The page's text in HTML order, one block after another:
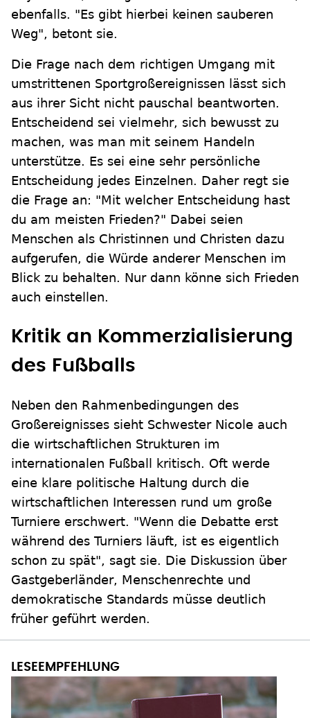
ebenfalls. "Es gibt hierbei keinen sauberen
Weg", betont sie.
Die Frage nach dem richtigen Umgang mit
umstrittenen Sportgroßereignissen lässt sich
aus ihrer Sicht nicht pauschal beantworten.
Entscheidend sei vielmehr, sich bewusst zu
machen, was man mit seinem Handeln
unterstütze. Es sei eine sehr persönliche
Entscheidung jedes Einzelnen. Daher regt sie
die Frage an: "Mit welcher Entscheidung hast
du am meisten Frieden?" Dabei seien
Menschen als Christinnen und Christen dazu
aufgerufen, die Würde anderer Menschen im
Blick zu behalten. Nur dann könne sich Frieden
auch einstellen.
Kritik an Kommerzialisierung
des Fußballs
Neben den Rahmenbedingungen des
Großereignisses sieht Schwester Nicole auch
die wirtschaftlichen Strukturen im
internationalen Fußball kritisch. Oft werde
eine klare politische Haltung durch die
wirtschaftlichen Interessen rund um große
Turniere erschwert. "Wenn die Debatte erst
während des Turniers läuft, ist es eigentlich
schon zu spät", sagt sie. Die Diskussion über
Gastgeberländer, Menschenrechte und
demokratische Standards müsse deutlich
früher geführt werden.